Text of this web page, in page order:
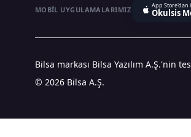
MOBIL UYGULAMALARIMIZ App Store'dan
Okulsis
Bilsa markası Bilsa Yazılım A.Ş.'nin
© 2026 Bilsa A.Ş.